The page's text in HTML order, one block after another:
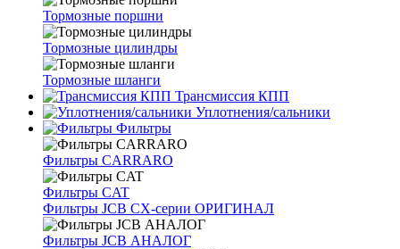
Тормозные поршни
Тормозные цилиндры
Тормозные шланги
Трансмиссия КПП
Уплотнения/сальники
Фильтры
Фильтры CARRARO
Фильтры CAT
Фильтры JCB CX-серии ОРИГИНАЛ
Фильтры JCB АНАЛОГ